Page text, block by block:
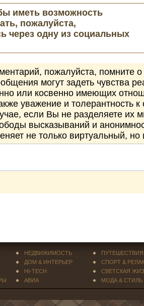
иметь возможность
пожалуйста,
через одну из социальных
пожалуйста, помните
могут задеть чувства
или косвенно имеющих
уважение и толерантность
если Вы не разделяете их
высказываний и
не только виртуальный,
НЕДВИЖИМОСТЬ
ДОМ & ИНТЕРЬЕР
HI-TECH
АВИА
ПУТЕШЕСТВИЯ
СПОРТ &
СВЕТСКАЯ
МОДА & СТИЛЬ